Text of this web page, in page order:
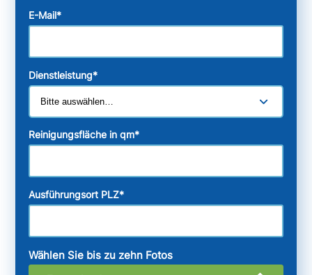
E-Mail*
Dienstleistung*
Reinigungsfläche in qm*
Ausführungsort PLZ*
Wählen Sie bis zu zehn Fotos